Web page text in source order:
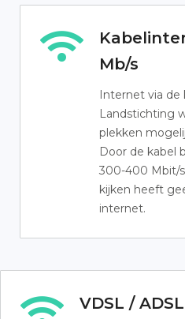
Mb/s
Internet via de
Landstichting
plekken
Door de kabel
300-400 Mbit/
kijken heeft
internet.
VDSL /